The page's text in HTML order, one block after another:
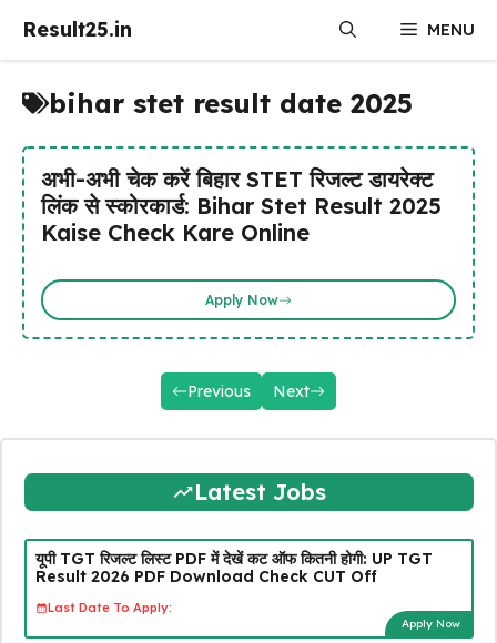
Result25.in MENU
bihar stet result date 2025
अभी-अभी चेक करें बिहार STET रिजल्ट डायरेक्ट
लिंक से स्कोरकार्ड: Bihar Stet Result 2025
Kaise Check Kare Online
Apply Now
Previous Next
Latest Jobs
यूपी TGT रिजल्ट लिस्ट PDF में देखें कट ऑफ कितनी होगी: UP TGT
Result 2026 PDF Download Check CUT Off
Last Date To Apply:
Apply Now